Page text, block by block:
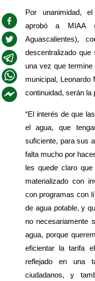
Por unanimidad,
aprobó a MIAA
Aguascalientes),
descentralizado
una vez que
municipal, Leonardo
continuidad, serán la
“El interés de que
el agua, que
suficiente, para sus
falta mucho por
les quede claro
materializado con
con programas con
de agua potable, y
no necesariamente
agua, porque
eficientar la tarifa
reflejado en una
ciudadanos, y